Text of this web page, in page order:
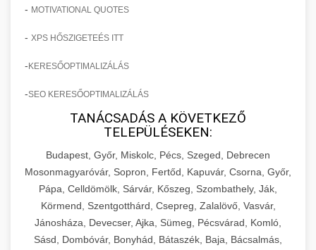
- MOTIVATIONAL QUOTES
- XPS HŐSZIGETEÉS ITT
- KERESŐOPTIMALIZÁLÁS
-SEO KERESŐOPTIMALIZÁLÁS
TANÁCSADÁS A KÖVETKEZŐ
TELEPÜLÉSEKEN:
Budapest, Győr, Miskolc, Pécs, Szeged, Debrecen
Mosonmagyaróvár, Sopron, Fertőd, Kapuvár, Csorna, Győr,
Pápa, Celldömölk, Sárvár, Kőszeg, Szombathely, Ják,
Körmend, Szentgotthárd, Csepreg, Zalalövő, Vasvár,
Jánosháza, Devecser, Ajka, Sümeg, Pécsvárad, Komló,
Sásd, Dombóvár, Bonyhád, Bátaszék, Baja, Bácsalmás,